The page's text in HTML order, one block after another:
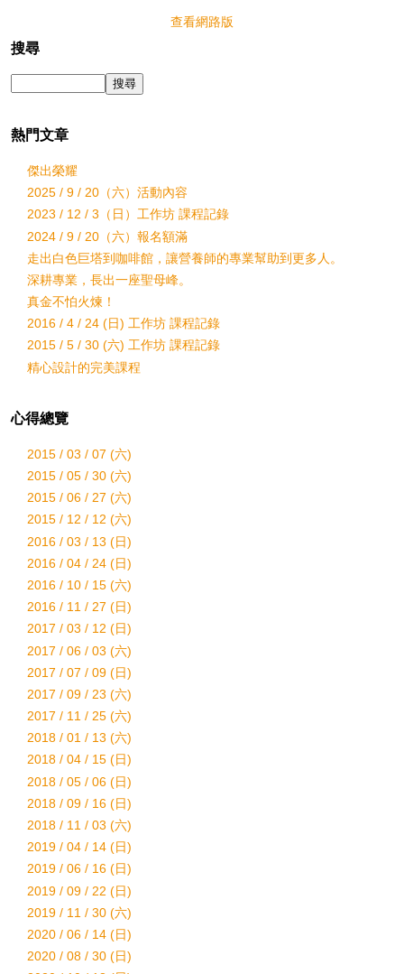
查看網路版
搜尋
熱門文章
傑出榮耀
2025 / 9 / 20（六）活動內容
2023 / 12 / 3（日）工作坊 課程記錄
2024 / 9 / 20（六）報名額滿
走出白色巨塔到咖啡館，讓營養師的專業幫助到更多人。
深耕專業，長出一座聖母峰。
真金不怕火煉！
2016 / 4 / 24 (日) 工作坊 課程記錄
2015 / 5 / 30 (六) 工作坊 課程記錄
精心設計的完美課程
心得總覽
2015 / 03 / 07 (六)
2015 / 05 / 30 (六)
2015 / 06 / 27 (六)
2015 / 12 / 12 (六)
2016 / 03 / 13 (日)
2016 / 04 / 24 (日)
2016 / 10 / 15 (六)
2016 / 11 / 27 (日)
2017 / 03 / 12 (日)
2017 / 06 / 03 (六)
2017 / 07 / 09 (日)
2017 / 09 / 23 (六)
2017 / 11 / 25 (六)
2018 / 01 / 13 (六)
2018 / 04 / 15 (日)
2018 / 05 / 06 (日)
2018 / 09 / 16 (日)
2018 / 11 / 03 (六)
2019 / 04 / 14 (日)
2019 / 06 / 16 (日)
2019 / 09 / 22 (日)
2019 / 11 / 30 (六)
2020 / 06 / 14 (日)
2020 / 08 / 30 (日)